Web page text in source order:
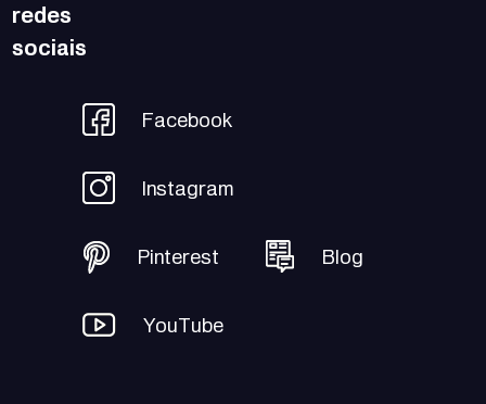
redes
sociais
Facebook
Instagram
Pinterest Blog
YouTube